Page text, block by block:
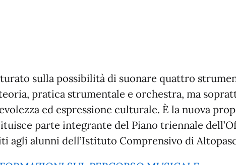
sulla possibilità di suonare quattro
pratica strumentale e orchestra, ma
ed espressione culturale. È la nuova
parte integrante del Piano triennale
agli alunni dell’Istituto Comprensivo di